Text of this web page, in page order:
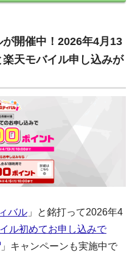
開催中！2026年4月13
天モバイル申し込みが
バル 」と銘打って2026年4
ル初めてお申し込みで
」キャンペーンも実施中で